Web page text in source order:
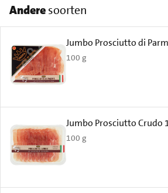
Anderesoorten
Jumbo Prosciutto di
100 g
Jumbo Prosciutto Crudo
100 g